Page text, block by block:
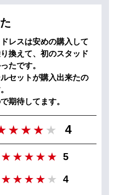
レスは安めの購入して
換えて、初のスタッド
たです。
セットが購入出来たの
期待してます。
4
5
4